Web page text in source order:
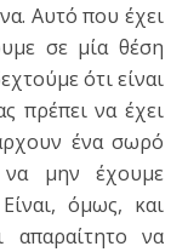
Αυτό που έχει
σε μία θέση
ότι είναι
πρέπει να έχει
ένα σωρό
να μην έχουμε
όμως, και
απαραίτητο να